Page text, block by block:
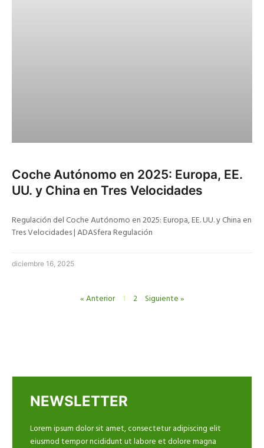
Coche Autónomo en 2025: Europa, EE.
UU. y China en Tres Velocidades
Regulación del Coche Autónomo en 2025: Europa, EE. UU. y China en
Tres Velocidades | ADASfera Regulación
diciembre 16, 2025
« Anterior 1 2 Siguiente »
NEWSLETTER
Lorem ipsum dolor sit amet, consectetur adipiscing elit
eiusmod tempor ncididunt ut labore et dolore magna